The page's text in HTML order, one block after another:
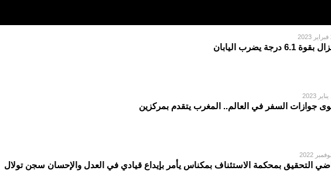
6.1 درجة يضرب اليابان
جوازات السفر في العالم.. المغرب يتقدم بمركزين
التحقيق بمحكمة الاستئناف بمكناس يأمر بإيداع قيادي في العدل والإحسان سجن تولال